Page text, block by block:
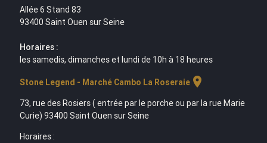
Allée 6 Stand 83
93400 Saint Ouen sur Seine
Horaires :
les samedis, dimanches et lundi de 10h à 18 heures
Stone Legend - Marché Cambo La Roseraielocation_on
73, rue des Rosiers ( entrée par le porche ou par la rue Marie
Curie) 93400 Saint Ouen sur Seine
Horaires :